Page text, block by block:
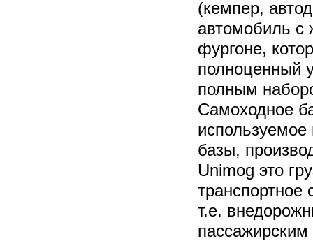
(кемпер,
автомобиль
фургоне,
полноценный
полным
Самоходное
используемое
базы,
Unimog это
транспортное
т.е.